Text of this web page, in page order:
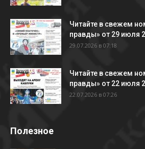
Читайте в свежем
правды» от 29 июля
29.07.2026 в 07:18
Читайте в свежем
правды» от 22 июля
22.07.2026 в 07:26
Полезное